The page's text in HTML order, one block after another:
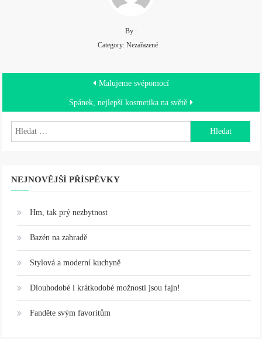
By :
Category: Nezařazené
pro
příspěvek
Malujeme svépomocí
Spánek, nejlepší kosmetika na světě
Vyhledávání
NEJNOVĚJŠÍ PŘÍSPĚVKY
Hm, tak prý nezbytnost
Bazén na zahradě
Stylová a moderní kuchyně
Dlouhodobé i krátkodobé možnosti jsou fajn!
Fanděte svým favoritům